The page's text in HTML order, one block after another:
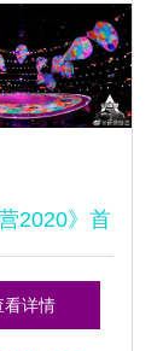
营2020》首
曝光 花瓣
看详情